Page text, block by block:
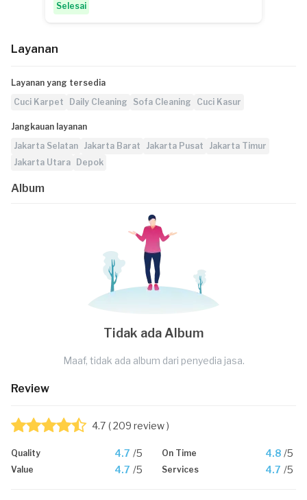
Selesai
Layanan
Layanan yang tersedia
Cuci Karpet
Daily Cleaning Sofa Cleaning Cuci Kasur
Jangkauan layanan
Jakarta Selatan Jakarta Barat Jakarta Pusat
Jakarta Timur
Jakarta Utara
Depok
Album
Tidak ada Album
Maaf, tidak ada album dari penyedia jasa.
Review
4.7 ( 209 review )
Quality 4.7 /5 On Time 4.8 /5
Value 4.7 /5 Services 4.7 /5